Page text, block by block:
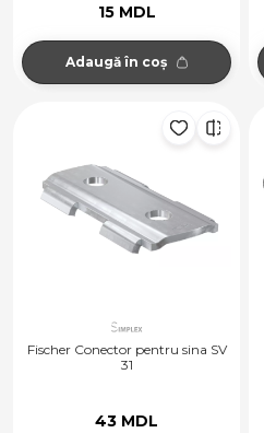
15 MDL
Adaugă în coș
Fischer Conector pentru sina SV
31
43 MDL